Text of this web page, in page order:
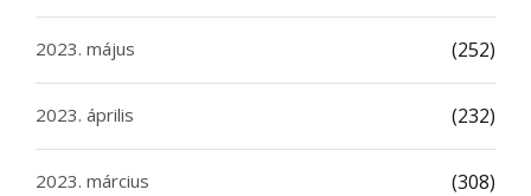
2023. május (252)
2023. április (232)
2023. március (308)